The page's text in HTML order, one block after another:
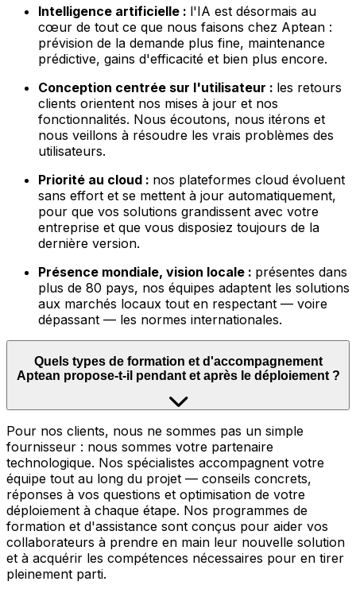
Intelligence artificielle : l'IA est désormais au
cœur de tout ce que nous faisons chez Aptean :
prévision de la demande plus fine, maintenance
prédictive, gains d'efficacité et bien plus encore.
Conception centrée sur l'utilisateur : les retours
clients orientent nos mises à jour et nos
fonctionnalités. Nous écoutons, nous itérons et
nous veillons à résoudre les vrais problèmes des
utilisateurs.
Priorité au cloud : nos plateformes cloud évoluent
sans effort et se mettent à jour automatiquement,
pour que vos solutions grandissent avec votre
entreprise et que vous disposiez toujours de la
dernière version.
Présence mondiale, vision locale : présentes dans
plus de 80 pays, nos équipes adaptent les solutions
aux marchés locaux tout en respectant — voire
dépassant — les normes internationales.
Quels types de formation et d'accompagnement
Aptean propose-t-il pendant et après le déploiement ?
Pour nos clients, nous ne sommes pas un simple
fournisseur : nous sommes votre partenaire
technologique. Nos spécialistes accompagnent votre
équipe tout au long du projet — conseils concrets,
réponses à vos questions et optimisation de votre
déploiement à chaque étape. Nos programmes de
formation et d'assistance sont conçus pour aider vos
collaborateurs à prendre en main leur nouvelle solution
et à acquérir les compétences nécessaires pour en tirer
pleinement parti.